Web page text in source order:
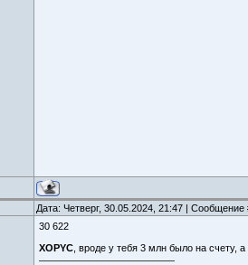
Дата: Четверг, 30.05.2024, 21:47 |
30 622
XOPYC , вроде у тебя 3 млн было на счету,